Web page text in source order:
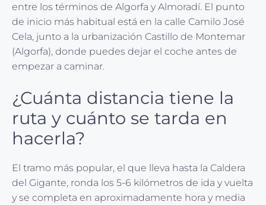
entre los términos de Algorfa y Almoradí. El punto
de inicio más habitual está en la calle Camilo José
Cela, junto a la urbanización Castillo de Montemar
(Algorfa), donde puedes dejar el coche antes de
empezar a caminar.
¿Cuánta distancia tiene la
ruta y cuánto se tarda en
hacerla?
El tramo más popular, el que lleva hasta la Caldera
del Gigante, ronda los 5-6 kilómetros de ida y vuelta
y se completa en aproximadamente hora y media